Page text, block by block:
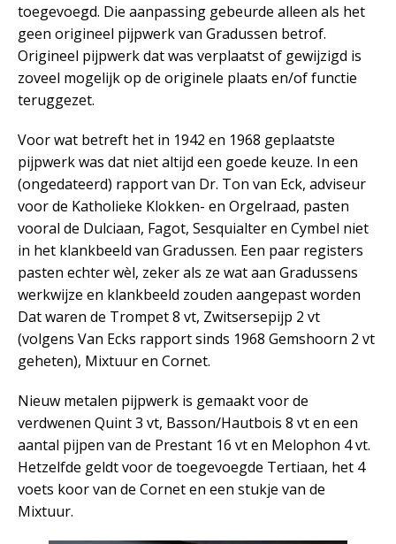
toegevoegd. Die aanpassing gebeurde alleen als het
geen origineel pijpwerk van Gradussen betrof.
Origineel pijpwerk dat was verplaatst of gewijzigd is
zoveel mogelijk op de originele plaats en/of functie
teruggezet.
Voor wat betreft het in 1942 en 1968 geplaatste
pijpwerk was dat niet altijd een goede keuze. In een
(ongedateerd) rapport van Dr. Ton van Eck, adviseur
voor de Katholieke Klokken- en Orgelraad, pasten
vooral de Dulciaan, Fagot, Sesquialter en Cymbel niet
in het klankbeeld van Gradussen. Een paar registers
pasten echter wèl, zeker als ze wat aan Gradussens
werkwijze en klankbeeld zouden aangepast worden
Dat waren de Trompet 8 vt, Zwitsersepijp 2 vt
(volgens Van Ecks rapport sinds 1968 Gemshoorn 2 vt
geheten), Mixtuur en Cornet.
Nieuw metalen pijpwerk is gemaakt voor de
verdwenen Quint 3 vt, Basson/Hautbois 8 vt en een
aantal pijpen van de Prestant 16 vt en Melophon 4 vt.
Hetzelfde geldt voor de toegevoegde Tertiaan, het 4
voets koor van de Cornet en een stukje van de
Mixtuur.